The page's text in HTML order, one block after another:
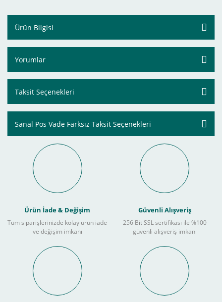
Ürün Bilgisi
Yorumlar
Taksit Seçenekleri
Sanal Pos Vade Farksız Taksit Seçenekleri
Ürün İade & Değişim
Tüm siparişlerinizde kolay ürün iade
ve değişim imkanı
Güvenli Alışveriş
256 Bit SSL sertifikası ile %100
güvenli alışveriş imkanı